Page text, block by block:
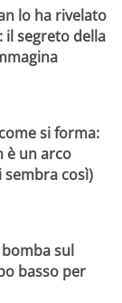
lo ha rivelato
il segreto della
si forma:
è un arco
sembra così)
sul
basso per